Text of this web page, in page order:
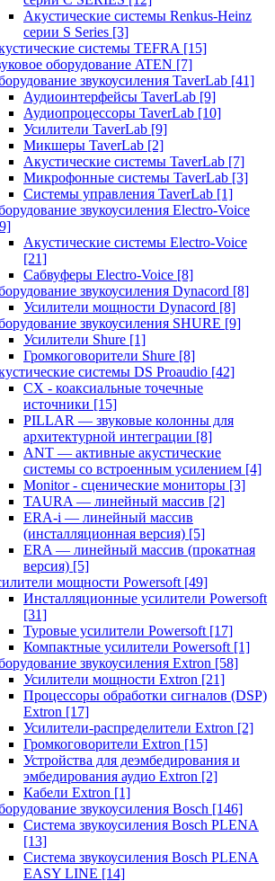
Акустические системы Renkus-Heinz
серии S Series [3]
системы TEFRA [15]
оборудование ATEN [7]
звукоусиления TaverLab [41]
Аудиоинтерфейсы TaverLab [9]
Аудиопроцессоры TaverLab [10]
Усилители TaverLab [9]
Микшеры TaverLab [2]
Акустические системы TaverLab [7]
Микрофонные системы TaverLab [3]
Системы управления TaverLab [1]
звукоусиления Electro-Voice
Акустические системы Electro-Voice
[21]
Сабвуферы Electro-Voice [8]
звукоусиления Dynacord [8]
Усилители мощности Dynacord [8]
звукоусиления SHURE [9]
Усилители Shure [1]
Громкоговорители Shure [8]
системы DS Proaudio [42]
CX - коаксиальные точечные
источники [15]
PILLAR — звуковые колонны для
архитектурной интеграции [8]
ANT — активные акустические
системы со встроенным усилением [4]
Monitor - сценические мониторы [3]
TAURA — линейный массив [2]
ERA-i — линейный массив
(инсталляционная версия) [5]
ERA — линейный массив (прокатная
версия) [5]
мощности Powersoft [49]
Инсталляционные усилители Powersoft
[31]
Туровые усилители Powersoft [17]
Компактные усилители Powersoft [1]
звукоусиления Extron [58]
Усилители мощности Extron [21]
Процессоры обработки сигналов (DSP)
Extron [17]
Усилители-распределители Extron [2]
Громкоговорители Extron [15]
Устройства для деэмбедирования и
эмбедирования аудио Extron [2]
Кабели Extron [1]
звукоусиления Bosch [146]
Система звукоусиления Bosch PLENA
[13]
Система звукоусиления Bosch PLENA
EASY LINE [14]